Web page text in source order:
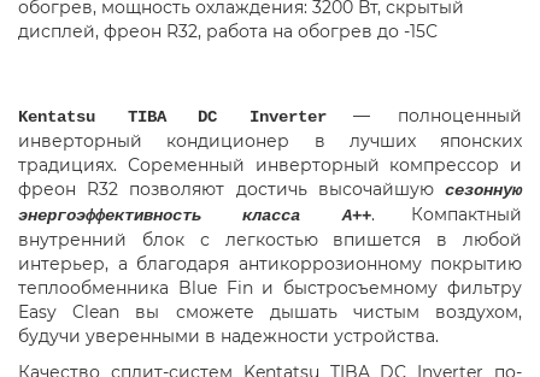
обогрев, мощность охлаждения: 3200 Вт, скрытый
дисплей, фреон R32, работа на обогрев до -15С
Kentatsu TIBA DC Inverter— полноценный
инверторный кондиционер в лучших японских
традициях. Соременный инверторный компрессор и
фреон R32 позволяют достичь высочайшую сезонную
энергоэффективность класса А++. Компактный
внутренний блок с легкостью впишется в любой
интерьер, а благодаря антикоррозионному покрытию
теплообменника Blue Fin и быстросъемному фильтру
Easy Clean вы сможете дышать чистым воздухом,
будучи уверенными в надежности устройства.
Качество сплит-систем Kentatsu TIBA DC Inverter по-